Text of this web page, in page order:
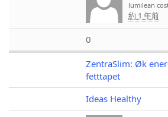
lumilean
約 1 年前
0
ZentraSlim: Øk
fetttapet
Ideas Healthy